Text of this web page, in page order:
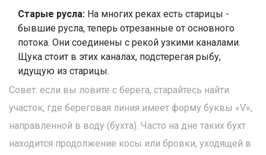
Старые русла: На многих реках есть старицы -
бывшие русла, теперь отрезанные от основного
потока. Они соединены с рекой узкими каналами.
Щука стоит в этих каналах, подстерегая рыбу,
идущую из старицы.
Совет: если вы ловите с берега, старайтесь найти
участок, где береговая линия имеет форму буквы «V»,
направленной в воду (бухта). Часто на дне таких бухт
находится продолжение косы или бровки, уходящей в